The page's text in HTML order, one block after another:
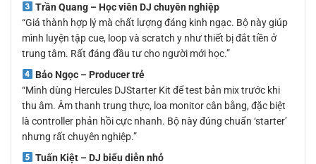
Trần Quang – Học viên DJ chuyên nghiệp
“Giá thành hợp lý mà chất lượng đáng kinh ngạc. Bộ này giúp
mình luyện tập cue, loop và scratch y như thiết bị đắt tiền ở
trung tâm. Rất đáng đầu tư cho người mới học.”
Bảo Ngọc – Producer trẻ
“Mình dùng Hercules DJStarter Kit để test bản mix trước khi
thu âm. Âm thanh trung thực, loa monitor cân bằng, đặc biệt
là controller phản hồi cực nhanh. Bộ này đúng chuẩn ‘starter’
nhưng rất chuyên nghiệp.”
Tuấn Kiệt – DJ biểu diễn nhỏ